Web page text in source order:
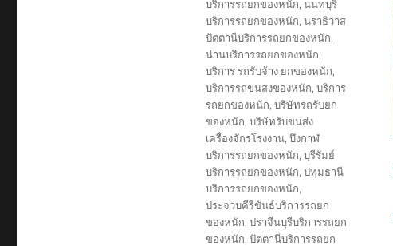
บริการรถยกของหนัก, นนทบุรี
บริการรถยกของหนัก, นราธิวาส
ปัตตานีบริการรถยกของหนัก,
น่านบริการรถยกของหนัก,
บริการ รถรับจ้าง ยกของหนัก,
บริการรถขนสงของหนัก, บริการ
รถยกของหนัก, บริษัทรถรับยก
ของหนัก, บริษัทรับขนส่ง
เครื่องจักรโรงงาน, บึงกาฬ
บริการรถยกของหนัก, บุรีรัมย์
บริการรถยกของหนัก, ปทุมธานี
บริการรถยกของหนัก,
ประจวบคีรีขันธ์บริการรถยก
ของหนัก, ปราจีนบุรีบริการรถยก
ของหนัก, ปัตตานีบริการรถยก